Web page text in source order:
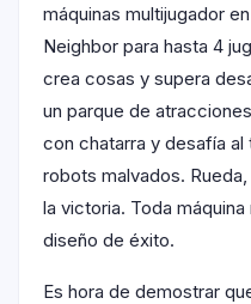
máquinas multijugador
Neighbor para hasta 4
crea cosas y supera
un parque de
con chatarra y desafía
robots malvados.
la victoria. Toda
diseño de éxito.
Es hora de demostrar